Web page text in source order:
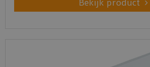
Bekijk product